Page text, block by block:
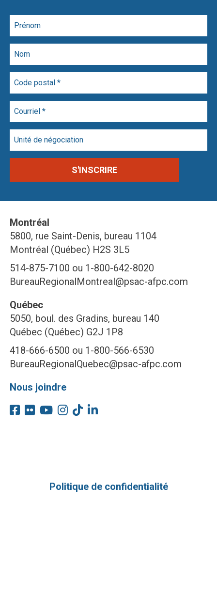
Montréal
5800, rue Saint-Denis, bureau 1104
Montréal (Québec) H2S 3L5
514-875-7100 ou 1-800-642-8020
BureauRegionalMontreal@psac-afpc.com
Québec
5050, boul. des Gradins, bureau 140
Québec (Québec) G2J 1P8
418-666-6500 ou 1-800-566-6530
BureauRegionalQuebec@psac-afpc.com
Nous joindre
Politique de confidentialité